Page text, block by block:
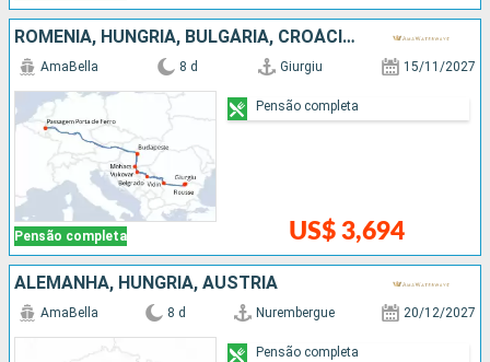
ROMÊNIA, HUNGRIA, BULGÁRIA, CROÁCIA, SÉRVIA
Pensão completa
AmaBella 8 d Giurgiu 15/11/2027
US$ 3,694
Pensão completa
ALEMANHA, HUNGRIA, AUSTRIA
AmaBella 8 d Nurembergue 20/12/2027
Pensão completa